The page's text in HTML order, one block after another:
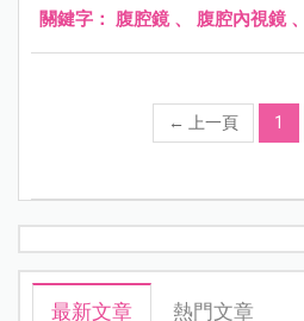
關鍵字： 腹腔鏡、 腹腔內視鏡、
← 上一頁 1
最新文章 熱門文章